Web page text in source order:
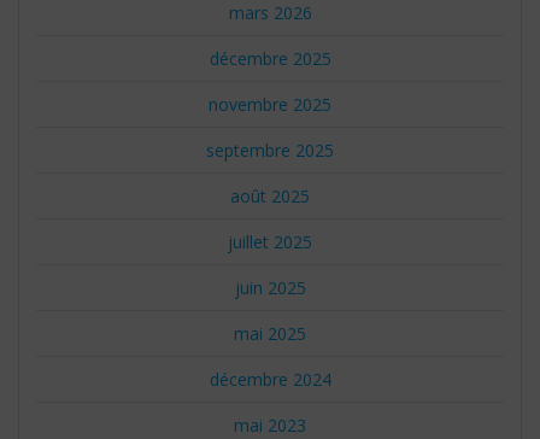
mars 2026
décembre 2025
novembre 2025
septembre 2025
août 2025
juillet 2025
juin 2025
mai 2025
décembre 2024
mai 2023